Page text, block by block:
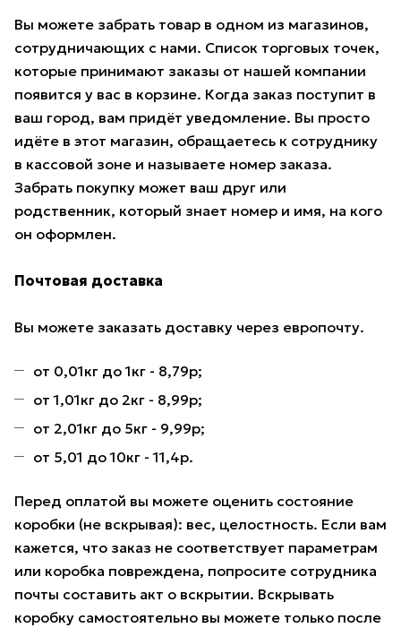
Вы можете забрать товар в одном из магазинов,
сотрудничающих с нами. Список торговых точек,
которые принимают заказы от нашей компании
появится у вас в корзине. Когда заказ поступит в
ваш город, вам придёт уведомление. Вы просто
идёте в этот магазин, обращаетесь к сотруднику
в кассовой зоне и называете номер заказа.
Забрать покупку может ваш друг или
родственник, который знает номер и имя, на кого
он оформлен.
Почтовая доставка
Вы можете заказать доставку через европочту.
от 0,01кг до 1кг - 8,79р;
от 1,01кг до 2кг - 8,99р;
от 2,01кг до 5кг - 9,99р;
от 5,01 до 10кг - 11,4р.
Перед оплатой вы можете оценить состояние
коробки (не вскрывая): вес, целостность. Если вам
кажется, что заказ не соответствует параметрам
или коробка повреждена, попросите сотрудника
почты составить акт о вскрытии. Вскрывать
коробку самостоятельно вы можете только после